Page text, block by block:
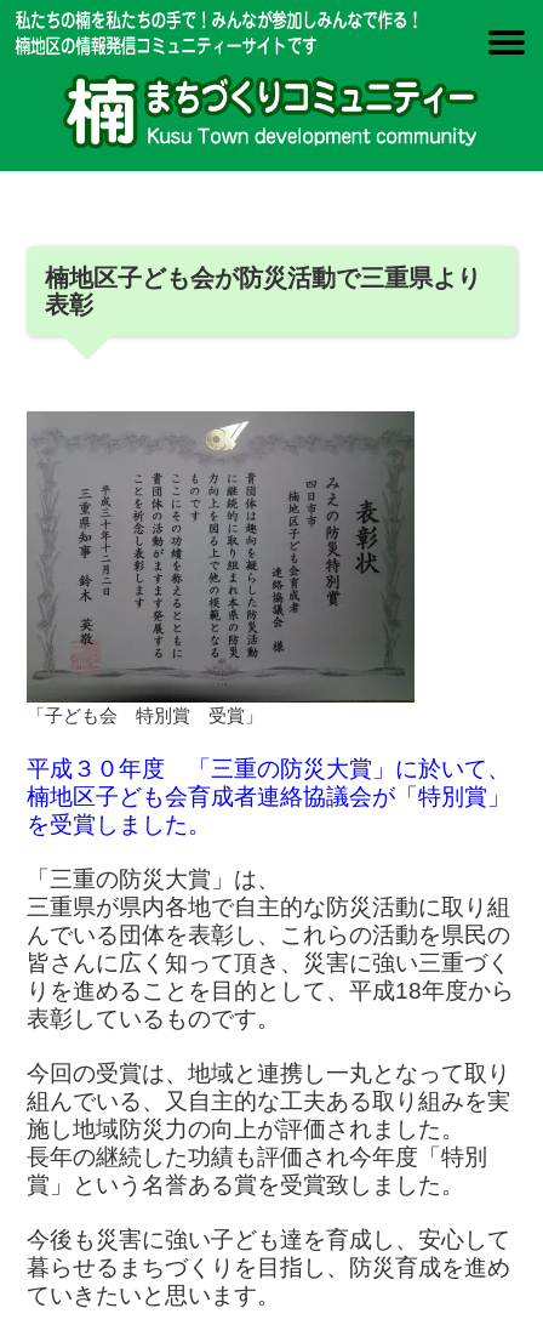
楠地区子ども会が防災活動で三重県より
表彰
「子ども会 特別賞 受賞」
平成３０年度 「三重の防災大賞」に於いて、
楠地区子ども会育成者連絡協議会が「特別賞」
を受賞しました。
「三重の防災大賞」は、
三重県が県内各地で自主的な防災活動に取り組
んでいる団体を表彰し、これらの活動を県民の
皆さんに広く知って頂き、災害に強い三重づく
りを進めることを目的として、平成18年度から
表彰しているものです。
今回の受賞は、地域と連携し一丸となって取り
組んでいる、又自主的な工夫ある取り組みを実
施し地域防災力の向上が評価されました。
長年の継続した功績も評価され今年度「特別
賞」という名誉ある賞を受賞致しました。
今後も災害に強い子ども達を育成し、安心して
暮らせるまちづくりを目指し、防災育成を進め
ていきたいと思います。